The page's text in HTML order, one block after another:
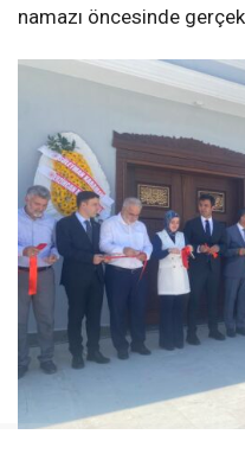
namazı öncesinde